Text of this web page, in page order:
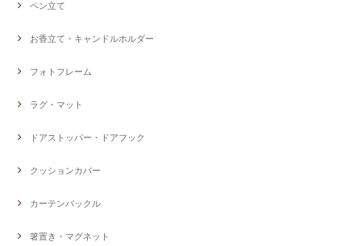
ペン立て
お香立て・キャンドルホルダー
フォトフレーム
ラグ・マット
ドアストッパー・ドアフック
クッションカバー
カーテンバックル
箸置き・マグネット